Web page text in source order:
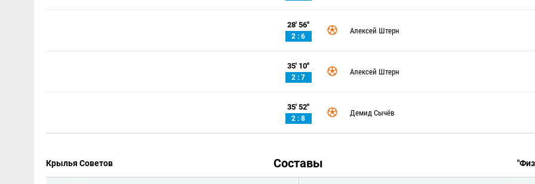
28' 56''
2 : 6
Алексей Штерн
35' 10''
2 : 7
Алексей Штерн
35' 52''
2 : 8
Демид Сычёв
Крылья Советов Составы